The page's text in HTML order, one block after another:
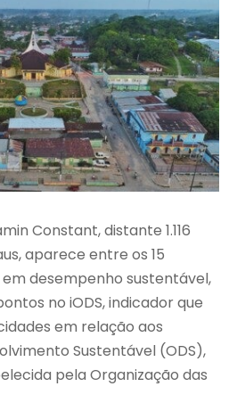
Constant, distante 1.116
, aparece entre os 15
desempenho sustentável,
no iODS, indicador que
em relação aos
Sustentável (ODS),
pela Organização das